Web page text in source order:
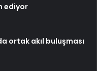
ediyor
ortak akıl buluşması